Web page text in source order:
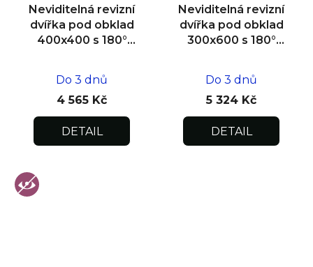
Neviditelná revizní
dvířka pod obklad
400x400 s 180°
Do 3 dnů
4 565 Kč
DETAIL
Neviditelná revizní
dvířka pod obklad
300x600 s 180°
Do 3 dnů
5 324 Kč
DETAIL